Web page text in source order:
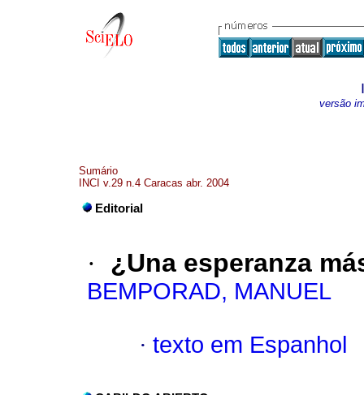
versão
Sumário
INCI v.29 n.4 Caracas abr. 2004
Editorial
· ¿Una esperanza
BEMPORAD, MANUEL
· texto em Espanhol